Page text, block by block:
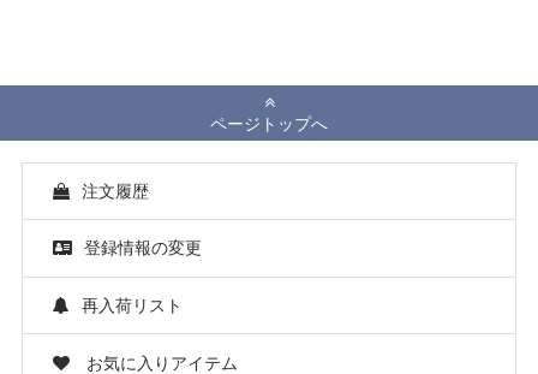
ページトップへ
注文履歴
登録情報の変更
再入荷リスト
お気に入りアイテム